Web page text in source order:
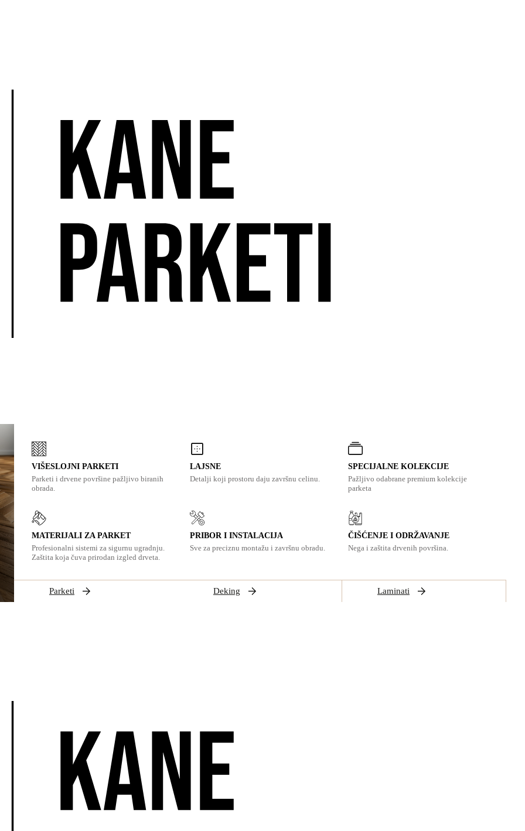
VIŠESLOJNI PARKETI
Parketi i drvene površine pažljivo biranih
obrada.
LAJSNE
Detalji koji prostoru daju završnu celinu.
SPECIJALNE KOLEKCIJE
Pažljivo odabrane premium kolekcije
parketa
MATERIJALI ZA PARKET
Profesionalni sistemi za sigurnu ugradnju.
Zaštita koja čuva prirodan izgled drveta.
PRIBOR I INSTALACIJA
Sve za preciznu montažu i završnu obradu.
ČIŠĆENJE I ODRŽAVANJE
Nega i zaštita drvenih površina.
Parketi Deking Laminati